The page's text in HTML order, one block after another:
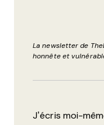
La newsletter de
honnête et
J’écris moi-